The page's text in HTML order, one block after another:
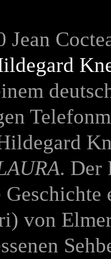
Jean
. Der
Geschichte
) von